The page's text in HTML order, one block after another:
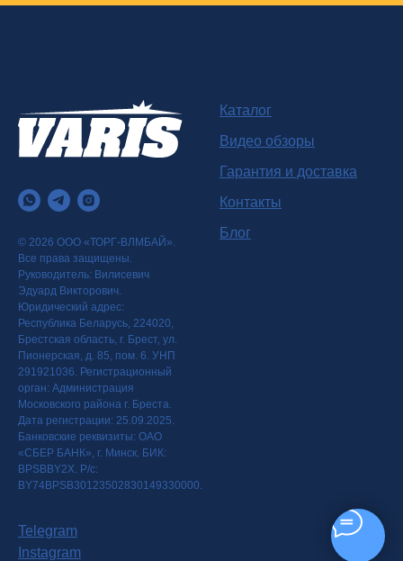
© 2026 ООО «ТОРГ-ВЛМБАЙ».
Все права защищены.
Руководитель: Вилисевич
Эдуард Викторович.
Юридический адрес:
Республика Беларусь, 224020,
Брестская область, г. Брест, ул.
Пионерская, д. 85, пом. 6. УНП
291921036. Регистрационный
орган: Администрация
Московского района г. Бреста.
Дата регистрации: 25.09.2025.
Банковские реквизиты: ОАО
«СБЕР БАНК», г. Минск. БИК:
BPSBBY2X. Р/с:
BY74BPSB30123502830149330000.
Каталог
Видео обзоры
Гарантия и доставка
Контакты
Блог
Telegram
Instagram